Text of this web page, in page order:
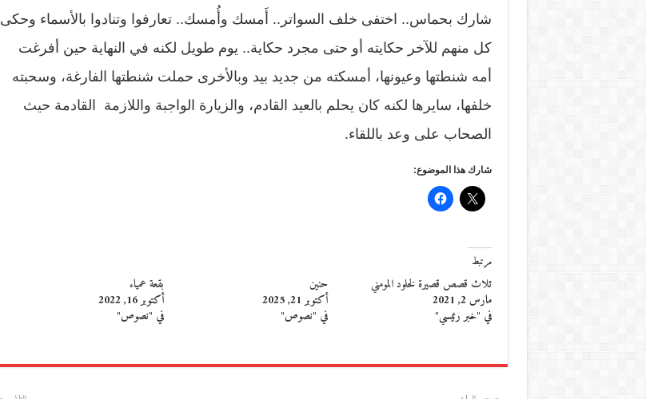
شارك بحماس.. اختفى خلف السواتر.. أَمسك وأُمسك.. تعارفوا وتنادوا بالأسماء وحكى
كل منهم للآخر حكايته أو حتى مجرد حكاية.. يوم طويل لكنه في النهاية حين أفرغت
أمه شنطتها وعيونها، أمسكته من جديد بيد وبالأخرى حملت شنطتها الفارغة، وسحبته
خلفها، سايرها لكنه كان يحلم بالعيد القادم، والزيارة الواجبة واللازمة القادمة حيث
الصحاب على وعد باللقاء.
شارك هذا الموضوع:
مرتبط
ثلاث قصص قصيرة لخلود المومني
مارس 2, 2021
في "خبر رئيسي"
حنين
أكتوبر 21, 2025
في "نصوص"
بقعة عمياء
أكتوبر 16, 2022
في "نصوص"